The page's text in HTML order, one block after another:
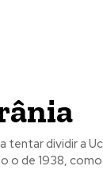
tentar dividir a
de 1938, como